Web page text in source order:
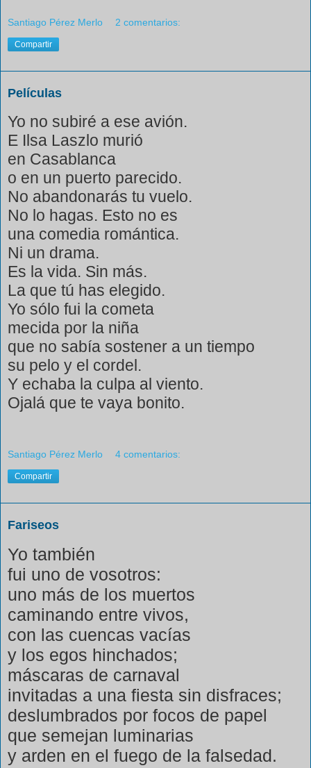
Santiago Pérez Merlo 2 comentarios:
Compartir
Películas
Yo no subiré a ese avión.
E Ilsa Laszlo murió
en Casablanca
o en un puerto parecido.
No abandonarás tu vuelo.
No lo hagas. Esto no es
una comedia romántica.
Ni un drama.
Es la vida. Sin más.
La que tú has elegido.
Yo sólo fui la cometa
mecida por la niña
que no sabía sostener a un tiempo
su pelo y el cordel.
Y echaba la culpa al viento.
Ojalá que te vaya bonito.
Santiago Pérez Merlo 4 comentarios:
Compartir
Fariseos
Yo también
fui uno de vosotros:
uno más de los muertos
caminando entre vivos,
con las cuencas vacías
y los egos hinchados;
máscaras de carnaval
invitadas a una fiesta sin disfraces;
deslumbrados por focos de papel
que semejan luminarias
y arden en el fuego de la falsedad.